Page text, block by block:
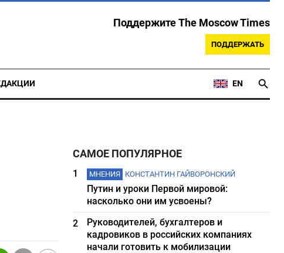
Поддержите The Moscow Times
ПОДДЕРЖАТЬ
EN
САМОЕ ПОПУЛЯРНОЕ
1 МНЕНИЯ КОНСТАНТИН ГАЙВОРОНСКИЙ
Путин и уроки Первой мировой:
насколько они им усвоены?
2
Руководителей, бухгалтеров и
кадровиков в российских компаниях
начали готовить к мобилизации